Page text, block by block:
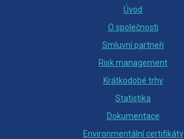
Úvod
O společnosti
Smluvní partneři
Risk management
Krátkodobé trhy
Statistika
Dokumentace
Environmentální certifikáty